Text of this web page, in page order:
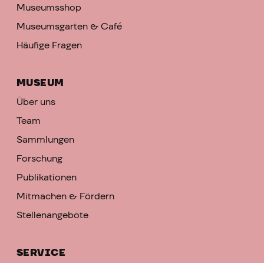
Museumsshop
Museumsgarten & Café
Häufige Fragen
MUSEUM
Über uns
Team
Sammlungen
Forschung
Publikationen
Mitmachen & Fördern
Stellenangebote
SERVICE